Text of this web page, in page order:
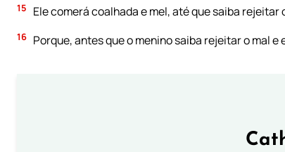
15 Ele comerá coalhada e mel, até que saiba rejeitar
16 Porque, antes que o menino saiba rejeitar o mal